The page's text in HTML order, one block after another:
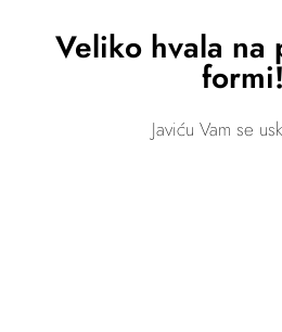
Veliko hvala na
formi!
Javiću Vam se